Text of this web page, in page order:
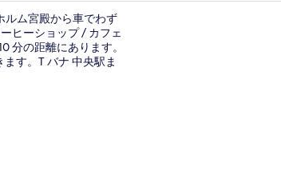
2 か所のバー / ラウンジ、ロビー ラウンジ
ルム宮殿から車でわず
ヒーショップ / カフェ
分の距離にあります。
す。T バナ 中央駅ま